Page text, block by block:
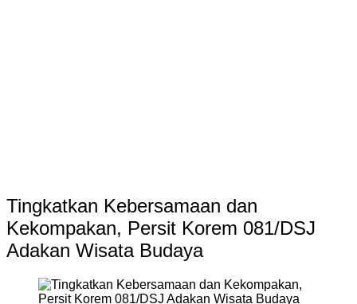
Tingkatkan Kebersamaan dan
Kekompakan, Persit Korem 081/DSJ
Adakan Wisata Budaya